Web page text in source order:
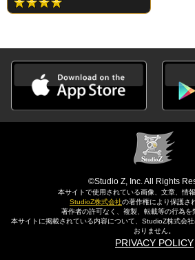
©Studio Z, Inc. All Rights
本サイトで使用されている画像、文章、情
StudioZ株式会社の著作権により保護さ
著作者の許可なく、複製、転載等の行為を
本サイトに掲載されている内容について、StudioZ株式会
おりません。
PRIVACY POLICY